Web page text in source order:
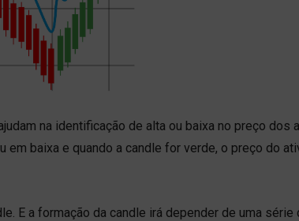
na identificação de alta ou baixa no preço dos
em baixa e quando a candle for verde, o preço do
E a formação da candle irá depender de uma série